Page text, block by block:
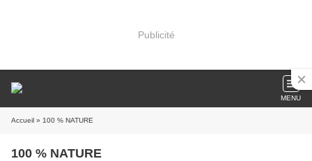
Publicité
MENU
Accueil » 100 % NATURE
100 % NATURE